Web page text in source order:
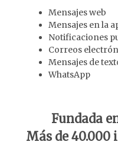
Mensajes web
Mensajes en la
Notificaciones
Correos
Mensajes de
WhatsApp
Fundada
Más de 40.000